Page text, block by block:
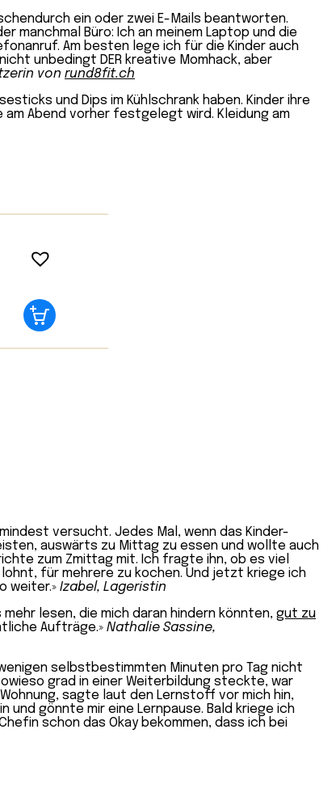
ein oder zwei E-Mails beantworten.
manchmal Büro: Ich an meinem Laptop und die
Am besten lege ich für die Kinder auch
unbedingt DER kreative Momhack, aber
von rund8fit.ch
und Dips im Kühlschrank haben. Kinder ihre
am Abend vorher festgelegt wird. Kleidung am
versucht. Jedes Mal, wenn das Kinder-
auswärts zu Mittag zu essen und wollte auch
zum Zmittag mit. Ich fragte ihn, ob es viel
für mehrere zu kochen. Und jetzt kriege ich
weiter.» Izabel, Lageristin
lesen, die mich daran hindern könnten, gut zu
Aufträge.» Nathalie Sassine,
selbstbestimmten Minuten pro Tag nicht
grad in einer Weiterbildung steckte, war
sagte laut den Lernstoff vor mich hin,
gönnte mir eine Lernpause. Bald kriege ich
schon das Okay bekommen, dass ich bei